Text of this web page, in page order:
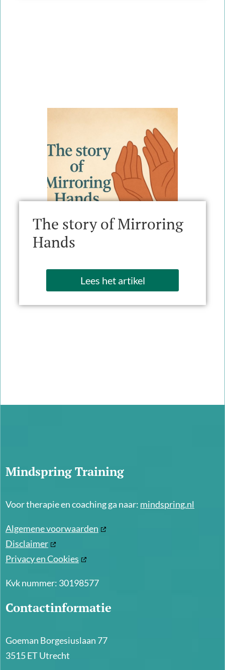
The story of Mirroring
Hands
Lees het artikel
Mindspring Training
Voor therapie en coaching ga naar: mindspring.nl
Algemene voorwaarden
Disclaimer
Privacy en Cookies
Kvk nummer: 30198577
Contactinformatie
Goeman Borgesiuslaan 77
3515 ET Utrecht